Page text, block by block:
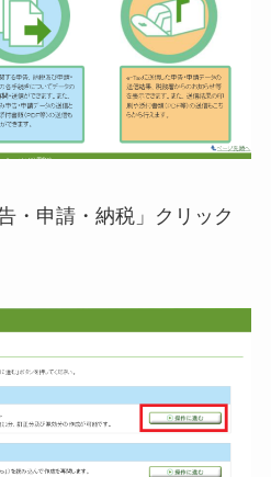
・申請・納税」クリック